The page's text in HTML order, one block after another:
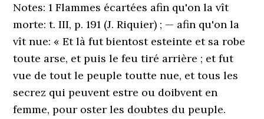
Notes: 1 Flammes écartées afin qu'on la vît
morte: t. III, p. 191 (J. Riquier) ; — afin qu'on la
vît nue: « Et là fut bientost esteinte et sa robe
toute arse, et puis le feu tiré arrière ; et fut
vue de tout le peuple toutte nue, et tous les
secrez qui peuvent estre ou doibvent en
femme, pour oster les doubtes du peuple.